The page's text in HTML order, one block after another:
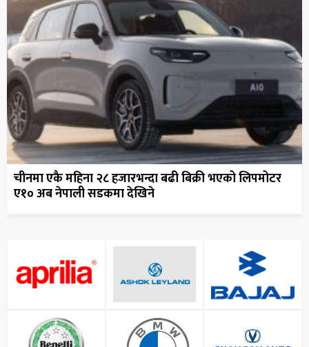
चीनमा एकै महिना २८ हजारभन्दा बढी बिक्री भएको लिपमोटर
ए१० अब नेपाली सडकमा देखिने